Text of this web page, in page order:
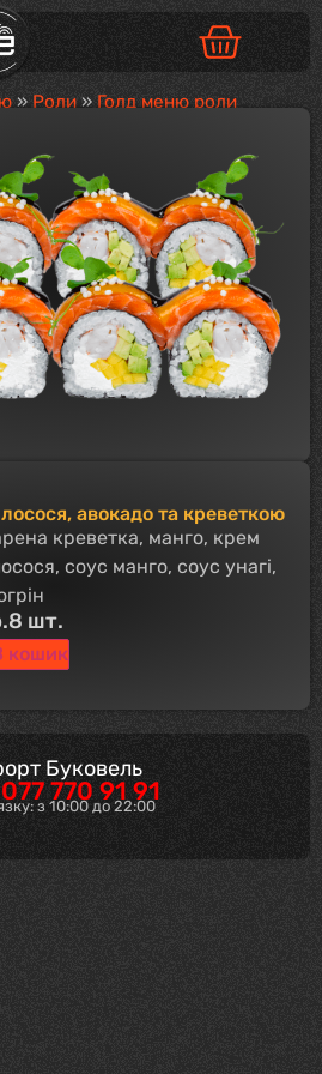
» Роли » Голд меню роли
авокадо та креветкою
креветка, манго, крем
соус манго, соус унагі,
8 шт.
кошик
Буковель
770 91 91
з 10:00 до 22:00